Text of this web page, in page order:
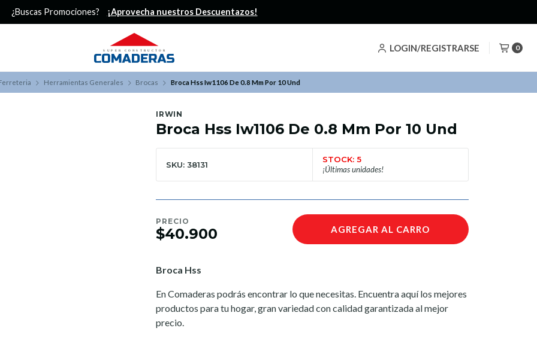
LOGIN/REGISTRARSE 0
¿Buscas Promociones? ¡Aprovecha nuestros Descuentazos!
Herramientas Generales Brocas Broca Hss Iw1106 De 0.8 Mm Por 10 Und
IRWIN
Broca Hss Iw1106 De 0.8 Mm Por 10 Und
SKU: 38131
STOCK: 5
¡Últimas unidades!
PRECIO
$40.900 AGREGAR AL CARRO
Broca Hss
En Comaderas podrás encontrar lo que necesitas. Encuentra aquí los mejores
productos para tu hogar, gran variedad con calidad garantizada al mejor
precio.